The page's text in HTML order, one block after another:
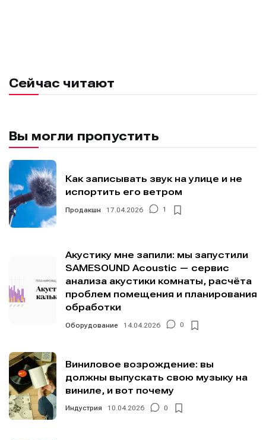
Сейчас читают
Вы могли пропустить
Как записывать звук на улице и не
испортить его ветром
Продакшн 17.04.2026 1
Акустику мне запили: мы запустили
SAMESOUND Acoustic — сервис
анализа акустики комнаты, расчёта
проблем помещения и планирования
обработки
Оборудование 14.04.2026 0
Виниловое возрождение: вы
должны выпускать свою музыку на
виниле, и вот почему
Индустрия 10.04.2026 0